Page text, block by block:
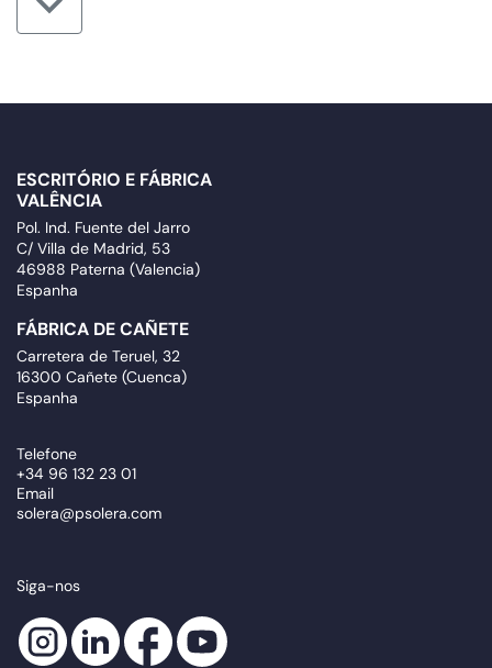
ESCRITÓRIO E FÁBRICA
VALÊNCIA
Pol. Ind. Fuente del Jarro
C/ Villa de Madrid, 53
46988 Paterna (Valencia)
Espanha
FÁBRICA DE CAÑETE
Carretera de Teruel, 32
16300 Cañete (Cuenca)
Espanha
Telefone
+34 96 132 23 01
Email
solera@psolera.com
Siga-nos